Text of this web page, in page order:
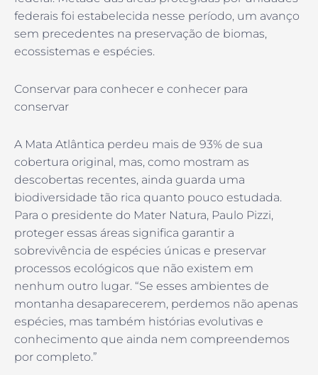
federais foi estabelecida nesse período, um avanço
sem precedentes na preservação de biomas,
ecossistemas e espécies.
Conservar para conhecer e conhecer para
conservar
A Mata Atlântica perdeu mais de 93% de sua
cobertura original, mas, como mostram as
descobertas recentes, ainda guarda uma
biodiversidade tão rica quanto pouco estudada.
Para o presidente do Mater Natura, Paulo Pizzi,
proteger essas áreas significa garantir a
sobrevivência de espécies únicas e preservar
processos ecológicos que não existem em
nenhum outro lugar. “Se esses ambientes de
montanha desaparecerem, perdemos não apenas
espécies, mas também histórias evolutivas e
conhecimento que ainda nem compreendemos
por completo.”